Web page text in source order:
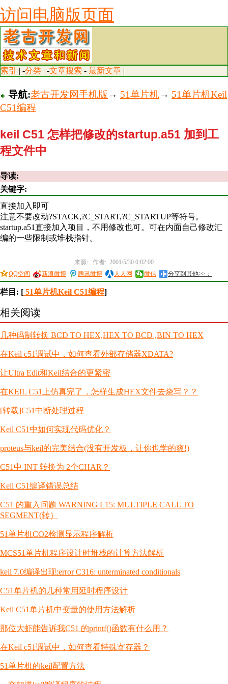
访问电脑版页面
索引 | -分类 | -文章搜索 - 最新文章 |
导航:老古开发网手机版 → 51单片机→ 51单片机Keil
C51编程
keil C51 怎样把修改的startup.a51 加到工
程文件中
导读:
关键字:
直接加入即可
注意不要改动?STACK,?C_START,?C_STARTUP等符号。
startup.a51直接加入项目，不用修改也可。可在内面自己修改汇
编的一些限制或堆栈指针。
来源: 作者: 2001/5/30 0:02:00
QQ空间
新浪微博 腾讯微博 人人网 微信 分享到其他>>：
栏目: [ 51单片机Keil C51编程]
相关阅读
几种码制转换 BCD TO HEX,HEX TO BCD ,BIN TO HEX
在Keil c51调试中，如何查看外部存储器XDATA?
让Ultra Edit和Keil结合的更紧密
在KEIL C51上仿真完了，怎样生成HEX文件去烧写？？
[转载]C51中断处理过程
Keil C51中如何实现代码优化？
proteus与keil的完美结合(没有开发板，让你也学的爽!)
C51中 INT 转换为 2个CHAR？
Keil C51编译错误总结
C51 的重入问题 WARNING L15: MULTIPLE CALL TO
SEGMENT(转）
51单片机CO2检测显示程序解析
MCS51单片机程序设计时堆栈的计算方法解析
keil 7.0编译出现:error C316: unterminated conditionals
C51单片机的几种常用延时程序设计
Keil C51单片机中变量的使用方法解析
那位大虾能告诉我C51 的printf()函数有什么用？
在Keil c51调试中，如何查看特殊寄存器？
51单片机的keil配置方法